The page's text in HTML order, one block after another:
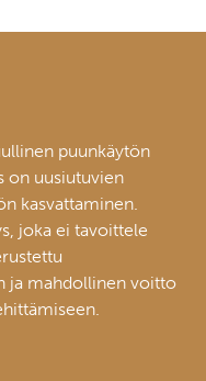
puunkäytön
on uusiutuvien
kasvattaminen.
joka ei tavoittele
ja mahdollinen voitto